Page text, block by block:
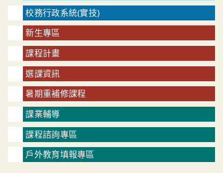
校務行政系統(實技)
新生專區
課程計畫
選課資訊
暑期重補修課程
課業輔導
課程諮詢專區
戶外教育填報專區